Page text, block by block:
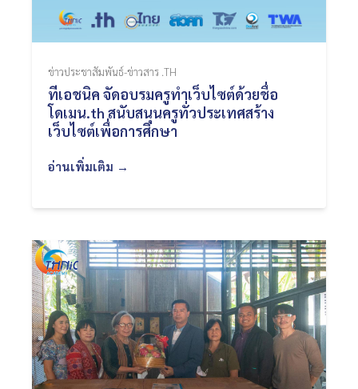
ข่าวประชาสัมพันธ์-ข่าวสาร .TH
ทีเอชนิค จัดอบรมครูทำเว็บไซต์ด้วยชื่อ
โดเมน.th สนับสนุนครูทั่วประเทศสร้าง
เว็บไซต์เพื่อการศึกษา
อ่านเพิ่มเติม →